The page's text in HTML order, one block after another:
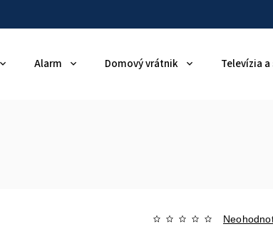
Alarm Domový vrátnik Televízia